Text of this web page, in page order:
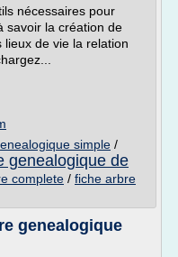
nécessaires pour
savoir la création de
lieux de vie la relation
simple /
genealogique de
complete / fiche arbre
genealogique